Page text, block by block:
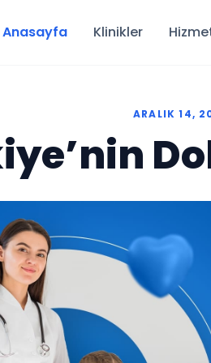
Anasayfa Klinikler
ARALIK 14,